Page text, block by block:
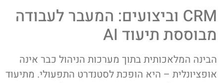
CRM וביצועים: המעבר לעבודה
מבוססת תיעוד AI
הבינה המלאכותית בתוך מערכות הניהול כבר אינה
אופציונלית – היא הופכת לסטנדרט התפעולי. מתיעוד